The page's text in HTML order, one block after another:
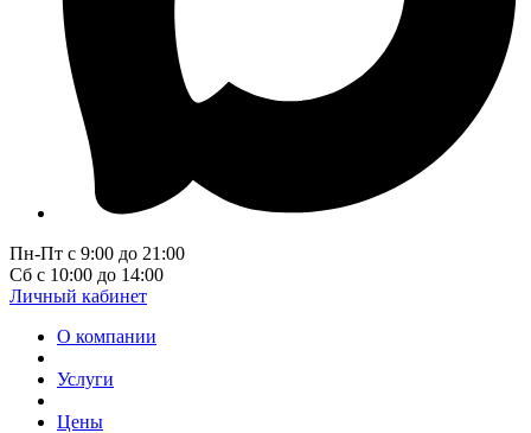
Пн-Пт с 9:00 до 21:00
Сб с 10:00 до 14:00
Личный кабинет
О компании
Услуги
Цены